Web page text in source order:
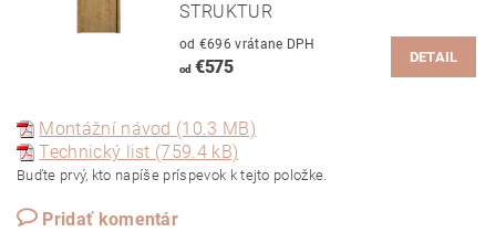
STRUKTUR
od €696 vrátane DPH
od€575 DETAIL
Montážní návod (10.3 MB)
Technický list (759.4 kB)
Buďte prvý, kto napíše príspevok k tejto položke.
Pridať komentár